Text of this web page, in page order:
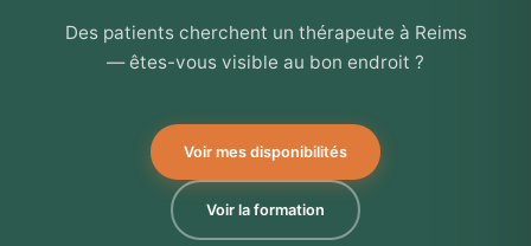
Des patients cherchent un thérapeute à Reims
— êtes-vous visible au bon endroit ?
Voir mes disponibilités
Voir la formation